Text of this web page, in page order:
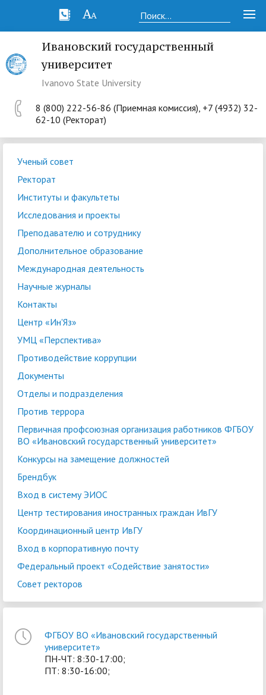
Ивановский государственный
университет
Ivanovo State University
8 (800) 222-56-86 (Приемная комиссия), +7 (4932) 32-
62-10 (Ректорат)
Ученый совет
Ректорат
Институты и факультеты
Исследования и проекты
Преподавателю и сотруднику
Дополнительное образование
Международная деятельность
Научные журналы
Контакты
Центр «Ин'Яз»
УМЦ «Перспектива»
Противодействие коррупции
Документы
Отделы и подразделения
Против террора
Первичная профсоюзная организация работников ФГБОУ
ВО «Ивановский государственный университет»
Конкурсы на замещение должностей
Брендбук
Вход в систему ЭИОС
Центр тестирования иностранных граждан ИвГУ
Координационный центр ИвГУ
Вход в корпоративную почту
Федеральный проект «Содействие занятости»
Совет ректоров
ФГБОУ ВО «Ивановский государственный
университет»
ПН-ЧТ: 8:30-17:00;
ПТ: 8:30-16:00;